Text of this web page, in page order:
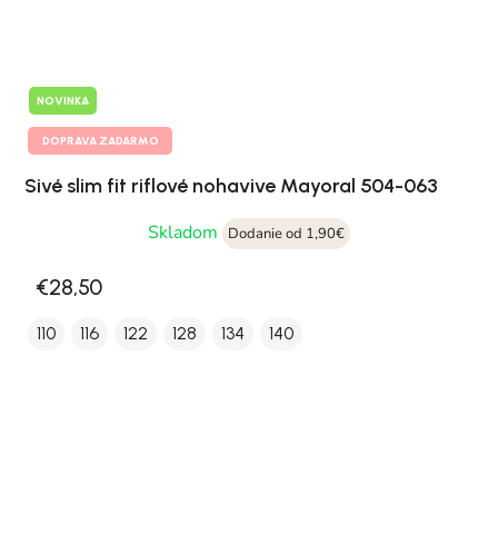
NOVINKA
DOPRAVA ZADARMO
Sivé slim fit riflové nohavive Mayoral 504-063
Skladom
Dodanie od 1,90€
€28,50
110 116 122 128 134 140